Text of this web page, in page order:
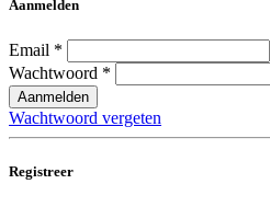
Aanmelden
Email *
Wachtwoord *
Aanmelden
Wachtwoord vergeten
Registreer